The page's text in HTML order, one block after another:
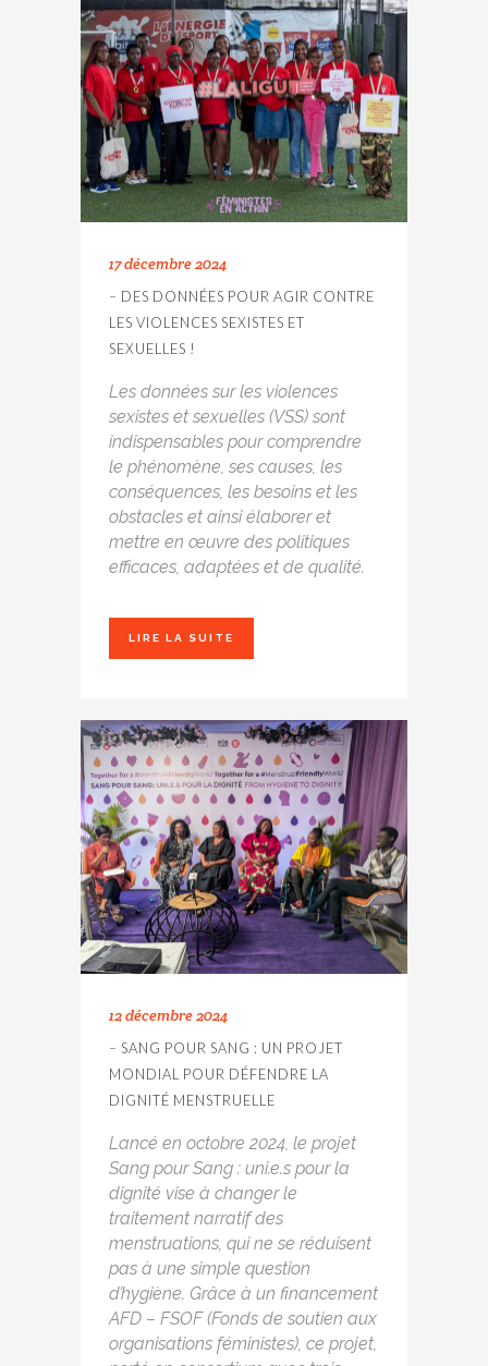
17 décembre 2024
– DES DONNÉES POUR AGIR CONTRE
LES VIOLENCES SEXISTES ET
SEXUELLES !
Les données sur les violences
sexistes et sexuelles (VSS) sont
indispensables pour comprendre
le phénomène, ses causes, les
conséquences, les besoins et les
obstacles et ainsiélaborer et
mettre en œuvre des politiques
efficaces, adaptées et de qualité.
LIRE LA SUITE
12 décembre 2024
– SANG POUR SANG : UN PROJET
MONDIAL POUR DÉFENDRE LA
DIGNITÉ MENSTRUELLE
Lancé en octobre 2024, le projet
Sang pour Sang : uni.e.s pour la
dignité vise à changer le
traitement narratif des
menstruations, qui ne se réduisent
pas à une simple question
d’hygiène. Grâce à un financement
AFD – FSOF (Fonds de soutien aux
organisations féministes), ce projet,